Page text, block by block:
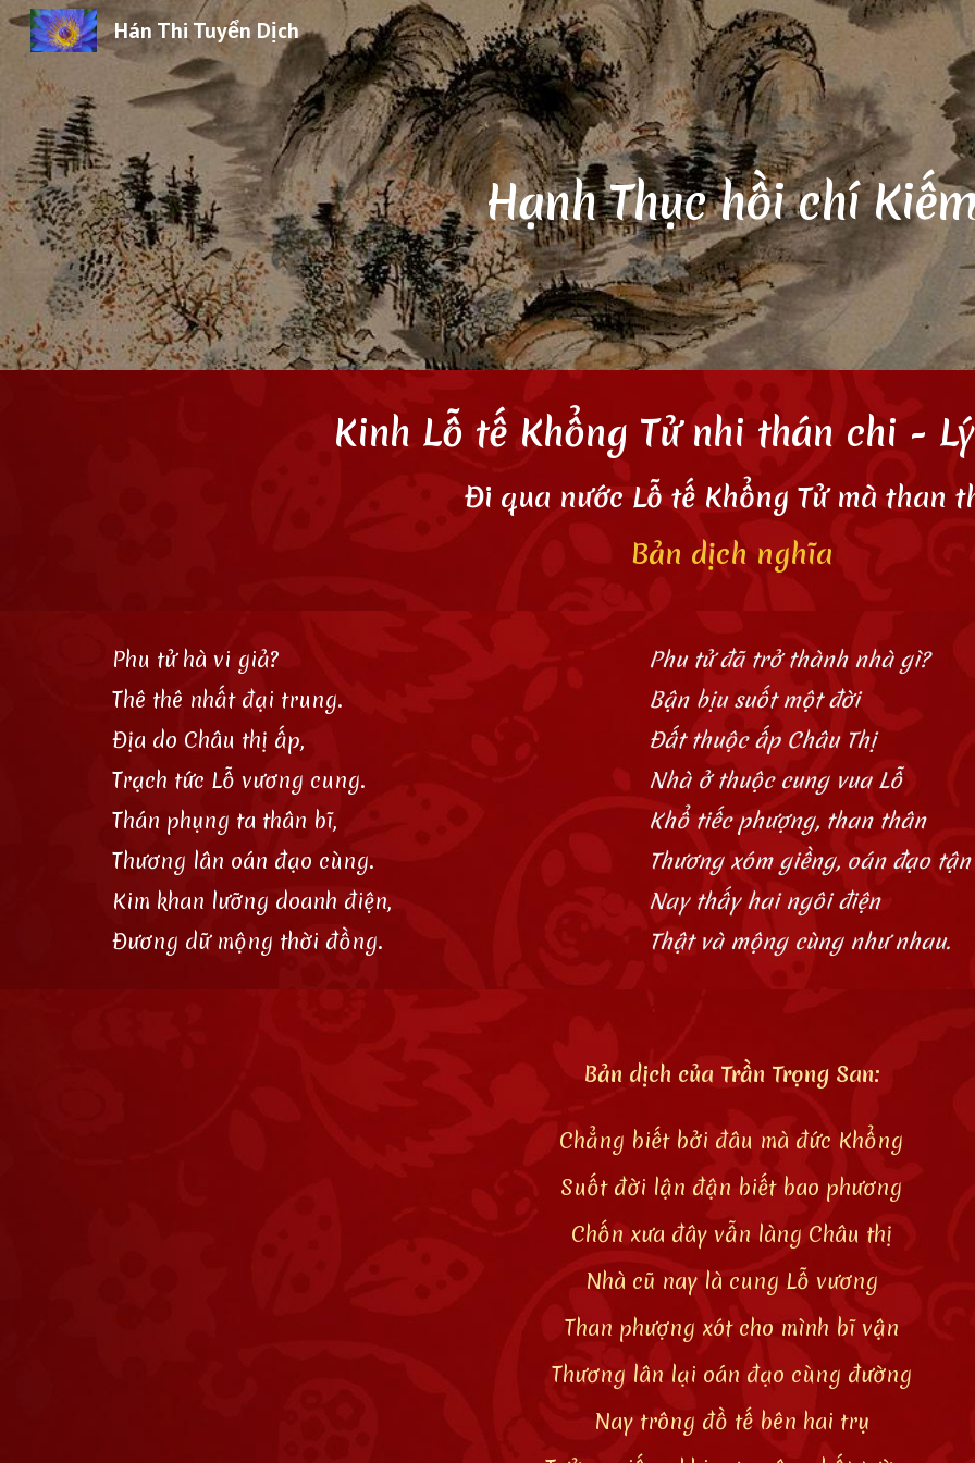
Skip to main content Skip to
Hán Thi Tuyển Dịch
Hạnh Thục hồi chí
Kinh Lỗ tế Khổng Tử nhi thán chi -
Đi qua nước Lỗ tế Khổng Tử mà than
Bản dịch nghĩa
Phu tử hà vi giả?
Thê thê nhất đại trung.
Địa do Châu thị ấp,
Trạch tức Lỗ vương cung.
Thán phụng ta thân bĩ,
Thương lân oán đạo cùng.
Kim khan lưỡng doanh điện,
Đương dữ mộng thời đồng.
Phu tử đã trở thành nhà gì?
Bận bịu suốt một đời
Đất thuộc ấp Châu Thị
Nhà ở thuộc cung vua Lỗ
Khổ tiếc phượng, than thân
Thương xóm giềng, oán đạo tận
Nay thấy hai ngôi điện
Thật và mộng cùng như nhau.
Bản dịch của Trần Trọng San:
Chẳng biết bởi đâu mà đức Khổng
Suốt đời lận đận biết bao phương
Chốn xưa đây vẫn làng Châu thị
Nhà cũ nay là cung Lỗ vương
Than phượng xót cho mình bĩ vận
Thương lân lại oán đạo cùng đường
Nay trông đồ tế bên hai trụ